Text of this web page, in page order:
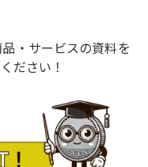
・サービスの資料を
ださい！